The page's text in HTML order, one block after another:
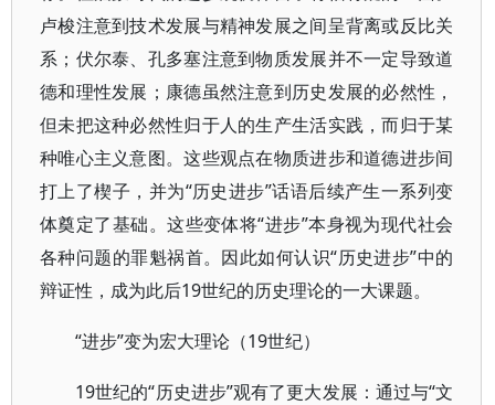
卢梭注意到技术发展与精神发展之间呈背离或反比关
系；伏尔泰、孔多塞注意到物质发展并不一定导致道
德和理性发展；康德虽然注意到历史发展的必然性，
但未把这种必然性归于人的生产生活实践，而归于某
种唯心主义意图。这些观点在物质进步和道德进步间
打上了楔子，并为“历史进步”话语后续产生一系列变
体奠定了基础。这些变体将“进步”本身视为现代社会
各种问题的罪魁祸首。因此如何认识“历史进步”中的
辩证性，成为此后19世纪的历史理论的一大课题。
“进步”变为宏大理论（19世纪）
19世纪的“历史进步”观有了更大发展：通过与“文